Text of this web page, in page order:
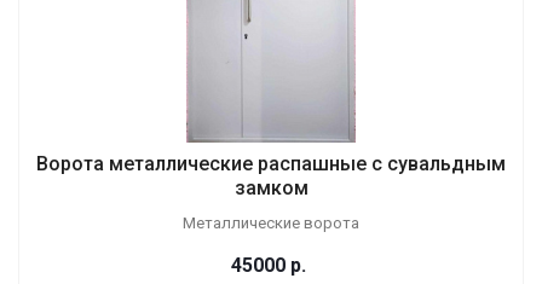
Ворота металлические распашные с сувальдным
замком
Металлические ворота
45000 р.